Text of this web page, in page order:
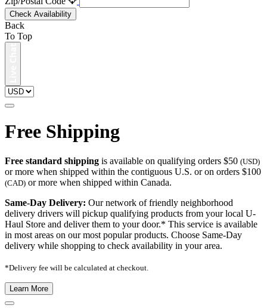
Check Availability
Back
To Top
Free Shipping
Free standard shipping is available on qualifying orders $50 (USD)
or more when shipped within the contiguous U.S. or on orders $100
(CAD) or more when shipped within Canada.
Same-Day Delivery: Our network of friendly neighborhood
delivery drivers will pickup qualifying products from your local U-
Haul Store and deliver them to your door.* This service is available
in most areas on our most popular products. Choose Same-Day
delivery while shopping to check availability in your area.
*Delivery fee will be calculated at checkout.
Learn More